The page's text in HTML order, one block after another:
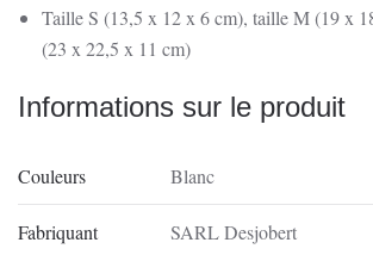
Pêche
la
Taille S (13,5 x 12 x 6 cm), taille M (19 x
(23 x 22,5 x 11 cm)
Informations sur le produit
Couleurs Blanc
Fabriquant SARL Desjobert